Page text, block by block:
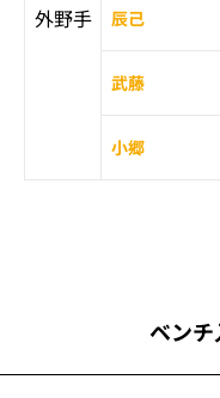
外野手 辰己
武藤
小郷
ベン